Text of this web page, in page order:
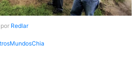
por Redlar